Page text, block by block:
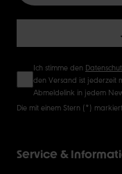
Ich stimme den
den Versand ist jederzeit
Abmeldelink in jedem
Die mit einem Stern (*)
Service &